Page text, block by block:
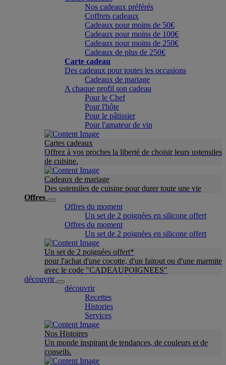
Nos cadeaux préférés
Coffrets cadeaux
Cadeaux pour moins de 50€
Cadeaux pour moins de 100€
Cadeaux pour moins de 250€
Cadeaux de plus de 250€
Carte cadeau
Des cadeaux pour toutes les occasions
Cadeaux de mariage
A chaque profil son cadeau
Pour le Chef
Pour l'hôte
Pour le pâtissier
Pour l'amateur de vin
Cartes cadeaux
Offrez à vos proches la liberté de choisir leurs ustensiles
de cuisine.
Cadeaux de mariage
Des ustensiles de cuisine pour durer toute une vie
Offres
Offres du moment
Un set de 2 poignées en silicone offert
Offres du moment
Un set de 2 poignées en silicone offert
Un set de 2 poignées offert*
pour l'achat d'une cocotte, d'un faitout ou d'une marmite
avec le code "CADEAUPOIGNEES"
découvrir
découvrir
Recettes
Histories
Services
Nos Histoires
Un monde inspirant de tendances, de couleurs et de
conseils.